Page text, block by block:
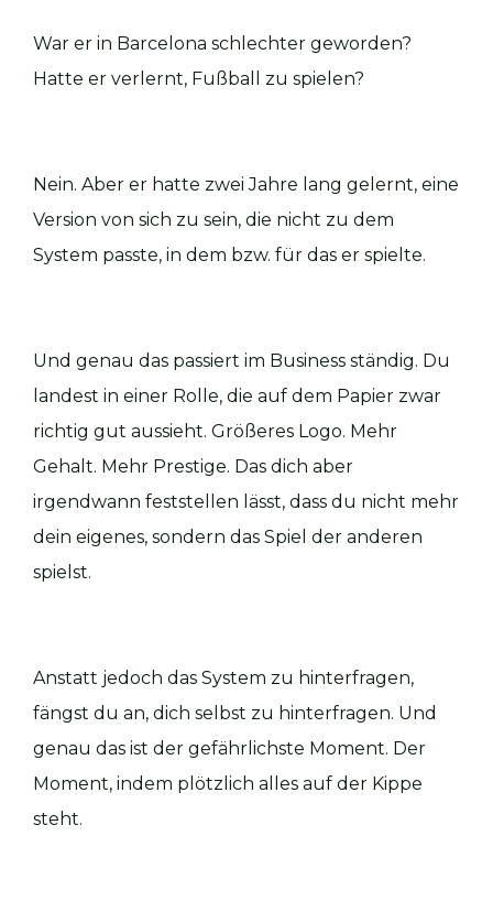
War er in Barcelona schlechter geworden?
Hatte er verlernt, Fußball zu spielen?
Nein. Aber er hatte zwei Jahre lang gelernt, eine
Version von sich zu sein, die nicht zu dem
System passte, in dem bzw. für das er spielte.
Und genau das passiert im Business ständig. Du
landest in einer Rolle, die auf dem Papier zwar
richtig gut aussieht. Größeres Logo. Mehr
Gehalt. Mehr Prestige. Das dich aber
irgendwann feststellen lässt, dass du nicht mehr
dein eigenes, sondern das Spiel der anderen
spielst.
Anstatt jedoch das System zu hinterfragen,
fängst du an, dich selbst zu hinterfragen. Und
genau das ist der gefährlichste Moment. Der
Moment, indem plötzlich alles auf der Kippe
steht.